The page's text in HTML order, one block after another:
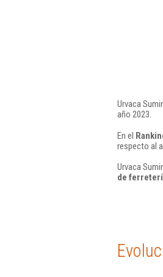
Urvaca
año 2023.
En el
respecto al
Urvaca
de